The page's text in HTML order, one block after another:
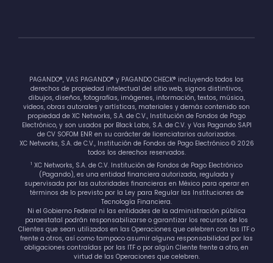
PAGANDO®, VAS PAGANDO® y PAGANDO CHECK® incluyendo todos los
derechos de propiedad intelectual del sitio web, signos distintivos,
dibujos, diseños, fotografías, imágenes, información, textos, música,
videos, obras autorales y artísticas, materiales y demás contenido son
propiedad de XC Networks, S.A. de C.V., Institución de Fondos de Pago
Electrónico, y son usados por Black Labs, S.A. de C.V. y Vas Pagando SAPI
de CV SOFOM ENR en su carácter de licenciatarios autorizados.
XC Networks, S.A. de C.V., Institución de Fondos de Pago Electrónico © 2026
todos los derechos reservados.
1 XC Networks, S.A. de C.V. Institución de Fondos de Pago Electrónico
(Pagando), es una entidad financiera autorizada, regulada y
supervisada por las autoridades financieras en México para operar en
términos de lo previsto por la Ley para Regular las Instituciones de
Tecnología Financiera.
Ni el Gobierno Federal ni las entidades de la administración pública
paraestatal podrán responsabilizarse o garantizar los recursos de los
Clientes que sean utilizados en las Operaciones que celebren con las ITF o
frente a otros, así como tampoco asumir alguna responsabilidad por las
obligaciones contraídas por las ITF o por algún Cliente frente a otro, en
virtud de las Operaciones que celebren.